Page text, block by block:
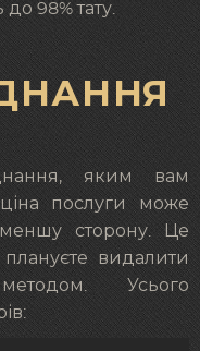
98% тату.
яким вам
послуги може
сторону. Це
видалити
Усього